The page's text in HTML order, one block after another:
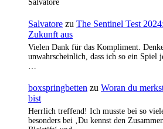
Salvatore
Salvatore zu The Sentinel Test
Zukunft aus
Vielen Dank für das Kompliment.
unwahrscheinlich, dass ich so ein Spiel
boxspringbetten zu Woran du
bist
Herrlich treffend! Ich musste bei so
besonders bei ‚Du kennst den